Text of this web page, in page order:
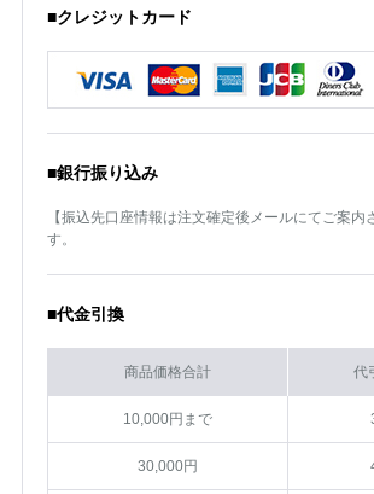
■クレジットカード
■銀行振り込み
【振込先口座情報は注文確定後メールにてご案内
す。
■代金引換
商品価格合計 代
10,000円まで
30,000円